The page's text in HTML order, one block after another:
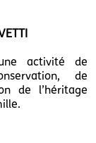
activité de
de
de l’héritage